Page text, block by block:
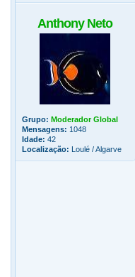
Anthony Neto
Grupo: Moderador Global
Mensagens: 1048
Idade: 42
Localização: Loulé / Algarve